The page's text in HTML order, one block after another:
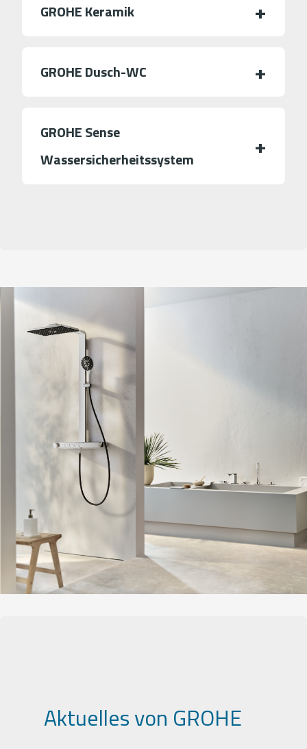
GROHE Keramik
GROHE Dusch-WC
GROHE Sense
Wassersicherheitssystem
Aktuelles von GROHE